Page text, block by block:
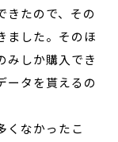
きたので、その
ました。そのほ
みしか購入でき
ータを貰えるの
くなかったこ